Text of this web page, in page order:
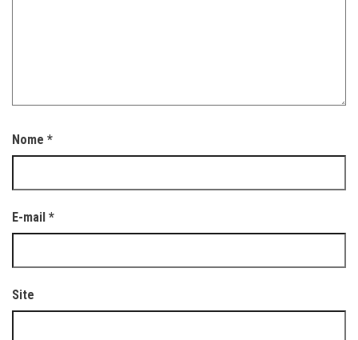
Nome *
E-mail *
Site